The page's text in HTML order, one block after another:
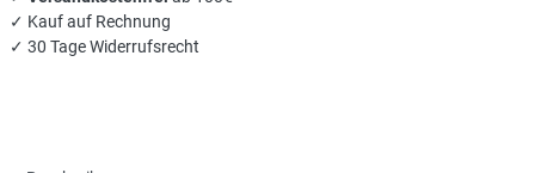
✓ Kauf auf Rechnung
✓ 30 Tage Widerrufsrecht